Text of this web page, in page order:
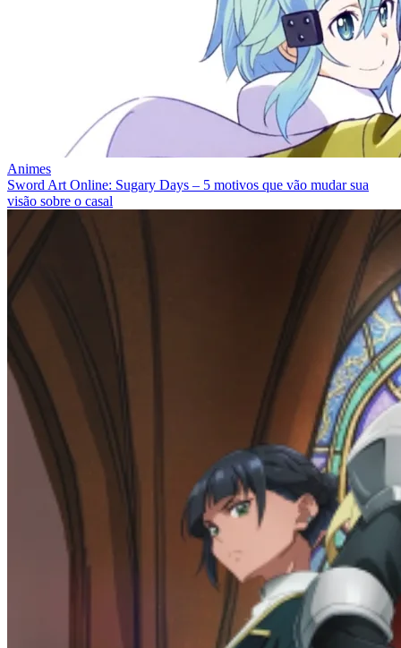
Animes
Sword Art Online: Sugary Days – 5 motivos que vão mudar sua
visão sobre o casal